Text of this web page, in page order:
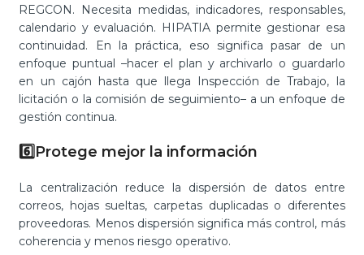
REGCON. Necesita medidas, indicadores, responsables,
calendario y evaluación. HIPATIA permite gestionar esa
continuidad. En la práctica, eso significa pasar de un
enfoque puntual –hacer el plan y archivarlo o guardarlo
en un cajón hasta que llega Inspección de Trabajo, la
licitación o la comisión de seguimiento– a un enfoque de
gestión continua.
6️⃣Protege mejor la información
La centralización reduce la dispersión de datos entre
correos, hojas sueltas, carpetas duplicadas o diferentes
proveedoras. Menos dispersión significa más control, más
coherencia y menos riesgo operativo.